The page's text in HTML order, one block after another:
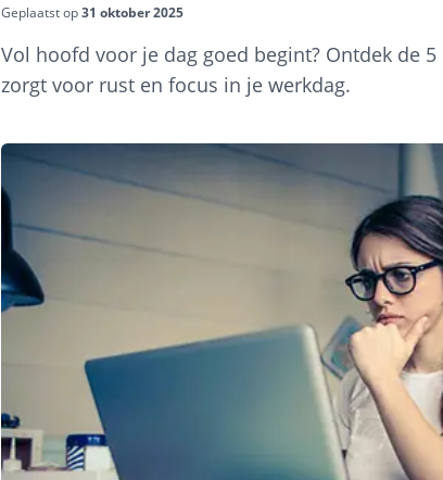
Geplaatst op31 oktober 2025
Vol hoofd voor je dag goed begint? Ontdek de
zorgt voor rust en focus in je werkdag.